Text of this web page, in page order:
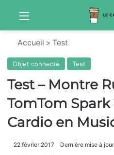
Accueil > Test
Objet connecté Test
Test – Montre
TomTom Spark
Cardio en
22 février 2017 Dernière mise à